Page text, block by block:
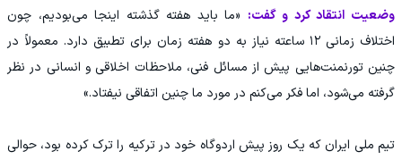
وضعیت انتقاد کرد و گفت: «ما باید هفته گذشته اینجا می‌بودیم، چون
اختلاف زمانی ۱۲ ساعته نیاز به دو هفته زمان برای تطبیق دارد. معمولاً در
چنین تورنمنت‌هایی پیش از مسائل فنی، ملاحظات اخلاقی و انسانی در نظر
گرفته می‌شود، اما فکر می‌کنم در مورد ما چنین اتفاقی نیفتاد.»
تیم ملی ایران که یک روز پیش اردوگاه خود در ترکیه را ترک کرده بود، حوالی